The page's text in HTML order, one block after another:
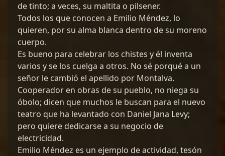
de tinto; a veces, su maltita o pilsener.
Todos los que conocen a Emilio Méndez, lo
quieren, por su alma blanca dentro de su moreno
cuerpo.
Es bueno para celebrar los chistes y él inventa
varios y se los cuelga a otros. No sé porqué a un
señor le cambió el apellido por Montalva.
Cooperador en obras de su pueblo, no niega su
óbolo; dicen que muchos le buscan para el nuevo
teatro que ha levantado con Daniel Jana Levy;
pero quiere dedicarse a su negocio de
electricidad.
Emilio Méndez es un ejemplo de actividad, tesón